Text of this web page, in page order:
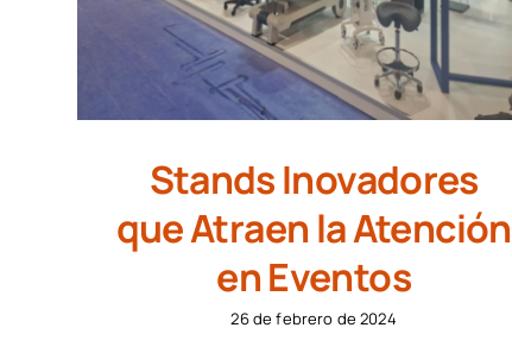
Stands Inovadores
que Atraen la Atención
en Eventos
26 de febrero de 2024